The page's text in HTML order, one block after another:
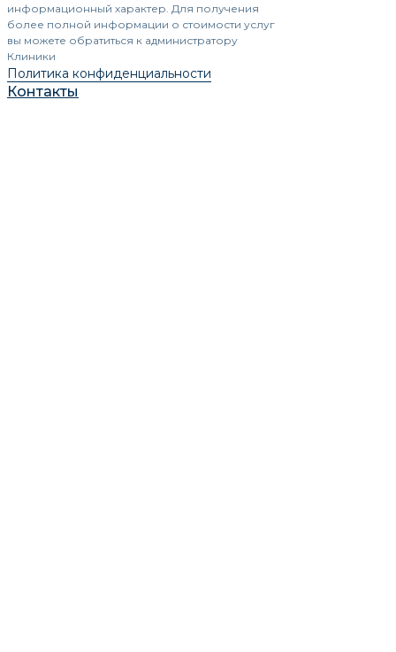
информационный характер. Для получения
более полной информации о стоимости услуг
вы можете обратиться к администратору
Клиники
Политика конфиденциальности
Контакты